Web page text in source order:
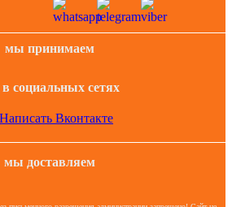
мы принимаем
социальных сетях
мы доставляем